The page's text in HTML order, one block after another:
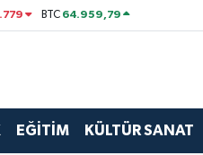
BTC 64.959,79
EĞİTİM KÜLTÜR SANAT